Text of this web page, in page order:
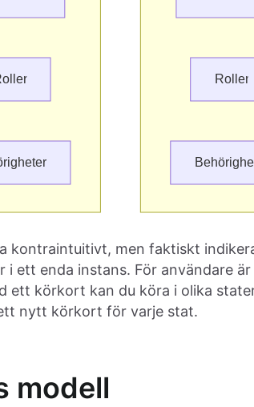
kontraintuitivt, men faktiskt
i ett enda instans. För användare
ett körkort kan du köra i olika
nytt körkort för varje stat.
modell